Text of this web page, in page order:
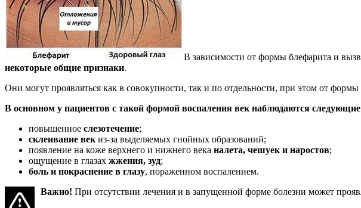
В зависимости от формы блефарита и
некоторые общие признаки.
Они могут проявляться как в совокупности, так и по отдельности, при этом от
В основном у пациентов с такой формой воспаления век наблюдаются следующие
повышенное слезотечение;
склеивание век из-за выделяемых гнойных образований;
появление на коже верхнего и нижнего века налета, чешуек и наростов;
ощущение в глазах жжения, зуд;
боль и покраснение в глазу, пораженном воспалением.
Важно! При отсутствии лечения и в запущенной форме болезни может